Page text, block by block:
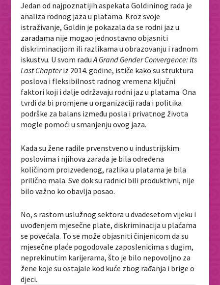
Jedan od najpoznatijih aspekata Goldininog rada je
analiza rodnog jaza u platama. Kroz svoje
istraživanje, Goldin je pokazala da se rodni jaz u
zaradama nije mogao jednostavno objasniti
diskriminacijom ili razlikama u obrazovanju i radnom
iskustvu. U svom raduA Grand Gender Convergence: Its
Last Chapteriz 2014. godine, ističe kako su struktura
poslova i fleksibilnost radnog vremena ključni
faktori koji i dalje održavaju rodni jaz u platama. Ona
tvrdi da bi promjene u organizaciji rada i politika
podrške za balans između posla i privatnog života
mogle pomoći u smanjenju ovog jaza.
Kada su žene radile prvenstveno u industrijskim
poslovima i njihova zarada je bila određena
količinom proizvedenog, razlika u platama je bila
prilično mala. Sve dok su radnici bili produktivni, nije
bilo važno ko obavlja posao.
No, s rastom uslužnog sektora u dvadesetom vijeku i
uvođenjem mjesečne plate, diskriminacija u plaćama
se povećala. To se može objasniti činjenicom da su
mjesečne plaće pogodovale zaposlenicima s dugim,
neprekinutim karijerama, što je bilo nepovoljno za
žene koje su ostajale kod kuće zbog rađanja i brige o
djeci.